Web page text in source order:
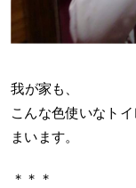
我が家も、
こんな色使いなト
まいます。
＊＊＊